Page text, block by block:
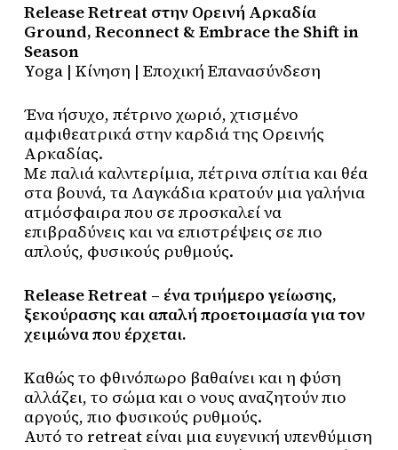
Release Retreat στην Ορεινή Αρκαδία
Ground, Reconnect & Embrace the Shift in
Season
Yoga | Κίνηση | Εποχική Επανασύνδεση
Ένα ήσυχο, πέτρινο χωριό, χτισμένο
αμφιθεατρικά στην καρδιά της Ορεινής
Αρκαδίας.
Με παλιά καλντερίμια, πέτρινα σπίτια και θέα
στα βουνά, τα Λαγκάδια κρατούν μια γαλήνια
ατμόσφαιρα που σε προσκαλεί να
επιβραδύνεις και να επιστρέψεις σε πιο
απλούς, φυσικούς ρυθμούς.
Release Retreat – ένα τριήμερο γείωσης,
ξεκούρασης και απαλή προετοιμασία για τον
χειμώνα που έρχεται.
Καθώς το φθινόπωρο βαθαίνει και η φύση
αλλάζει, το σώμα και ο νους αναζητούν πιο
αργούς, πιο φυσικούς ρυθμούς.
Αυτό το retreat είναι μια ευγενική υπενθύμιση